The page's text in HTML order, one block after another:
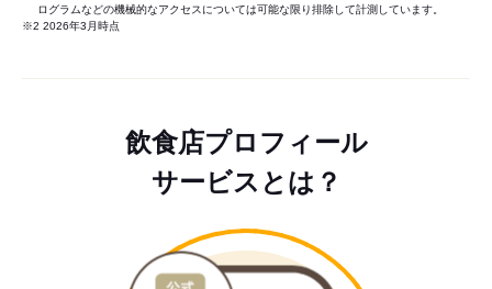
ログラムなどの機械的なアクセスについては可能な限り排除して計測しています。
※2 2026年3月時点
飲食店プロフィール
サービスとは？